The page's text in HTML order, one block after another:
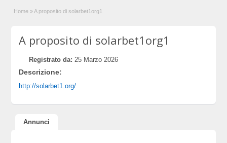
Home » A proposito di solarbet1org1
A proposito di solarbet1org1
Registrato da: 25 Marzo 2026
Descrizione:
http://solarbet1.org/
Annunci